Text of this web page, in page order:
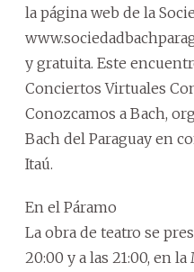
la página web de la
y gratuita. Este
Conciertos Virtuales
Conozcamos a Bach,
Bach del Paraguay en
Itaú.
En el Páramo
La obra de teatro se
20:00 y a las 21:00, en